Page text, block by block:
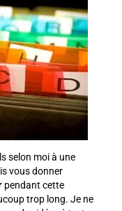
selon moi à une
vous donner
pendant cette
trop long. Je ne